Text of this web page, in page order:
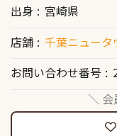
出身
宮崎県
店舗
千葉ニュー
お問い合わせ番号
＼